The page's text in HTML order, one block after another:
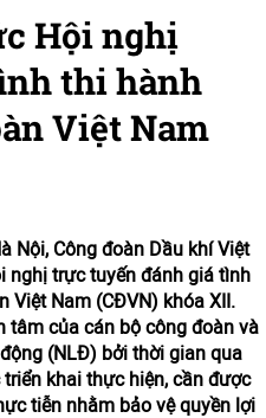
Hội nghị
thi hành
Việt Nam
Nội, Công đoàn Dầu khí Việt
nghị trực tuyến đánh giá tình
Việt Nam (CĐVN) khóa XII.
tâm của cán bộ công đoàn và
(NLĐ) bởi thời gian qua
khai thực hiện, cần được
tiễn nhằm bảo vệ quyền lợi